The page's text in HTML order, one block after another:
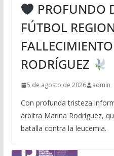
PROFUNDO
FÚTBOL
RODRÍGUEZ
5 de agosto de 2026 admin
Con profunda tristeza
árbitra Marina Rodríguez,
batalla contra la leucemia.